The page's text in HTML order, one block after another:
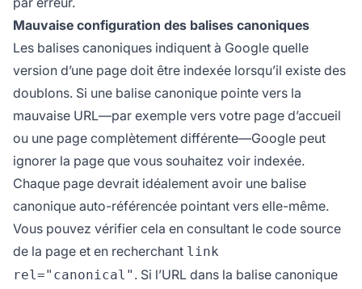
Mauvaise configuration des balises canoniques
Les balises canoniques indiquent à Google quelle
version d’une page doit être indexée lorsqu’il existe des
doublons. Si une balise canonique pointe vers la
mauvaise URL—par exemple vers votre page d’accueil
ou une page complètement différente—Google peut
ignorer la page que vous souhaitez voir indexée.
Chaque page devrait idéalement avoir une balise
canonique auto-référencée pointant vers elle-même.
Vous pouvez vérifier cela en consultant le code source
de la page et en recherchant link
rel="canonical" . Si l’URL dans la balise canonique